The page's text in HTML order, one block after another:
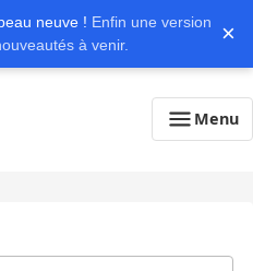
neuve ! Enfin une version
à venir.
×
Menu